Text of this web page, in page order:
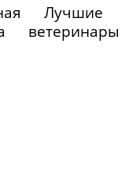
Лучшие
ветеринары